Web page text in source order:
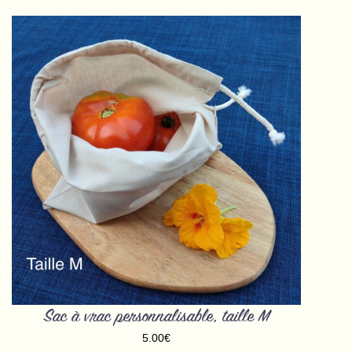
Sac à vrac personnalisable, taille M
5.00€
Ce
produit
a
plusieurs
variations.
Les
options
peuvent
être
choisies
sur
la
page
du
produit